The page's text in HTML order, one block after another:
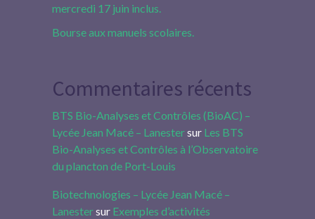
mercredi 17 juin inclus.
Bourse aux manuels scolaires.
Commentaires récents
BTS Bio-Analyses et Contrôles (BioAC) –
Lycée Jean Macé – Lanestersur Les BTS
Bio-Analyses et Contrôles à l’Observatoire
du plancton de Port-Louis
Biotechnologies – Lycée Jean Macé –
Lanestersur Exemples d’activités